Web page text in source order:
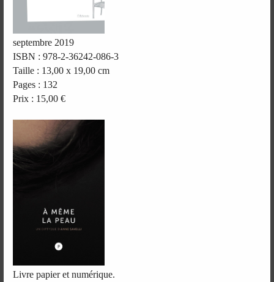
septembre 2019
ISBN : 978-2-36242-086-3
Taille : 13,00 x 19,00 cm
Pages : 132
Prix : 15,00 €
Livre papier et numérique.